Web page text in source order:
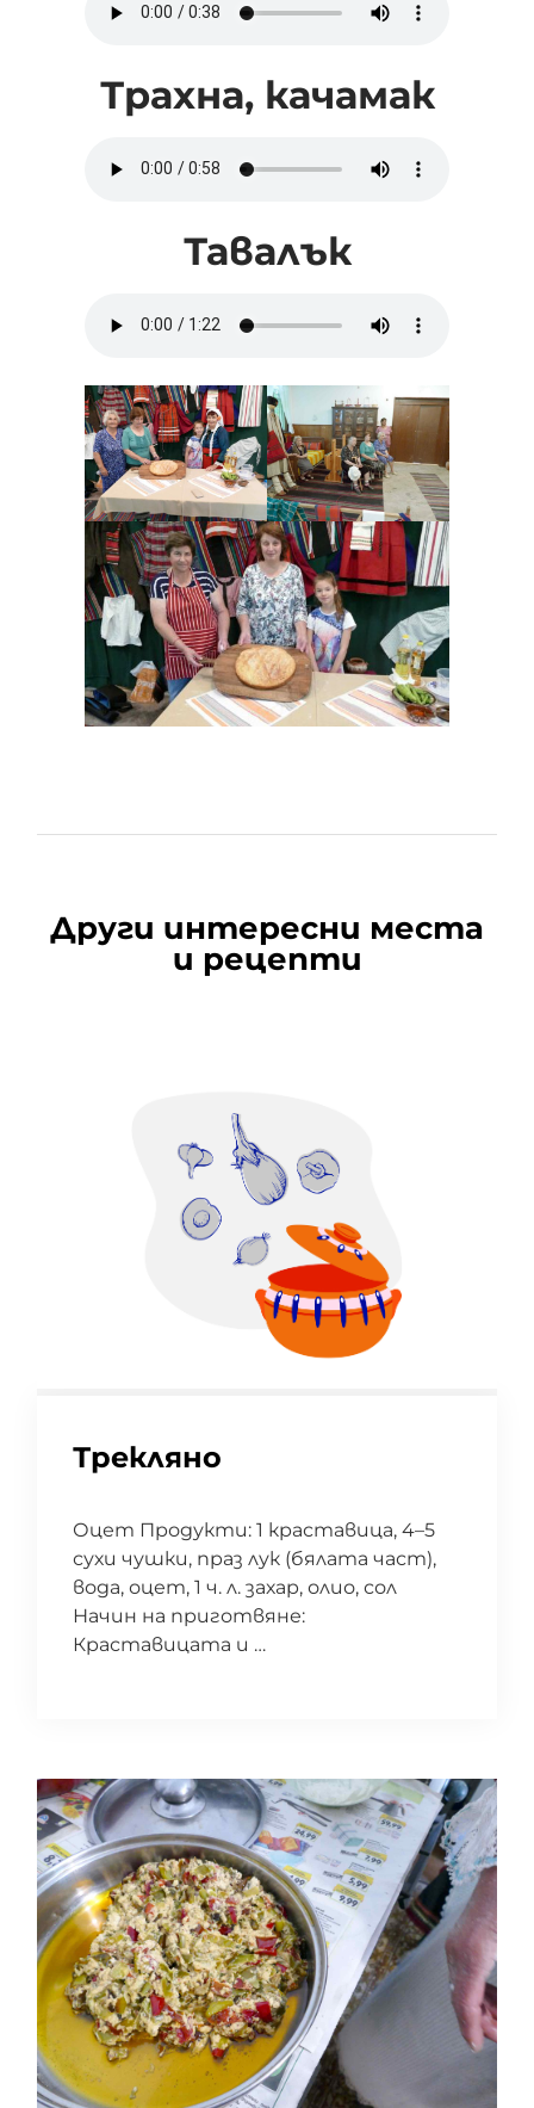
Трахна, качамак
Тавалък
Други интересни места
и рецепти
Трекляно
Оцет Продукти: 1 краставица, 4–5
сухи чушки, праз лук (бялата част),
вода, оцет, 1 ч. л. захар, олио, сол
Начин на приготвяне:
Краставицата и …